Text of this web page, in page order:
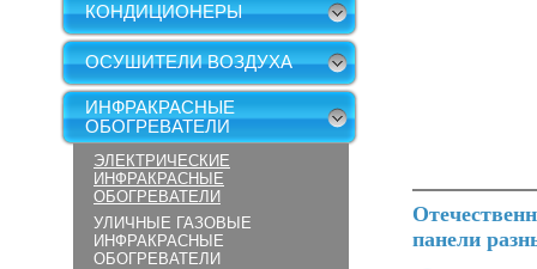
КОНДИЦИОНЕРЫ
ОСУШИТЕЛИ ВОЗДУХА
ИНФРАКРАСНЫЕ
ОБОГРЕВАТЕЛИ
ЭЛЕКТРИЧЕСКИЕ
ИНФРАКРАСНЫЕ
ОБОГРЕВАТЕЛИ
УЛИЧНЫЕ ГАЗОВЫЕ
ИНФРАКРАСНЫЕ
ОБОГРЕВАТЕЛИ
панели